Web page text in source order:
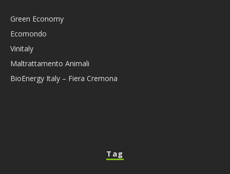
Green Economy
Ecomondo
Vinitaly
Maltrattamento Animali
BioEnergy Italy – Fiera Cremona
Tag